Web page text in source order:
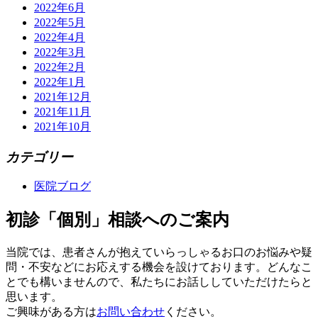
2022年6月
2022年5月
2022年4月
2022年3月
2022年2月
2022年1月
2021年12月
2021年11月
2021年10月
カテゴリー
医院ブログ
初診「個別」相談へのご案内
当院では、患者さんが抱えていらっしゃるお口のお悩みや疑
問・不安などにお応えする機会を設けております。どんなこ
とでも構いませんので、私たちにお話ししていただけたらと
思います。
ご興味がある方はお問い合わせ ください。